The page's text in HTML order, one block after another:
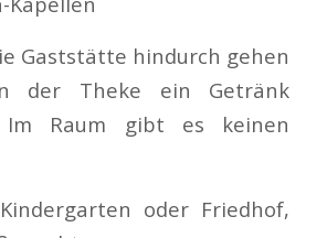
Gaststätte hindurch gehen
der Theke ein Getränk
Im Raum gibt es keinen
oder Friedhof,